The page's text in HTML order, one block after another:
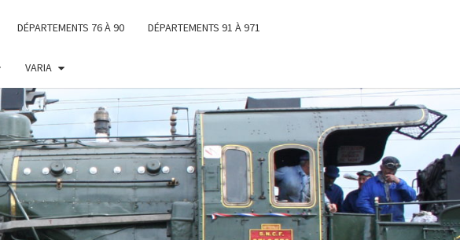
DÉPARTEMENTS 76 À 90 DÉPARTEMENTS 91 À 971
VARIA